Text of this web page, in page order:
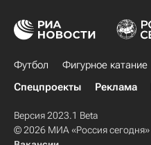
Футбол Фигурное катание
Спецпроекты
Реклама
Версия 2023.1 Beta
© 2026 МИА «Россия сегодня»